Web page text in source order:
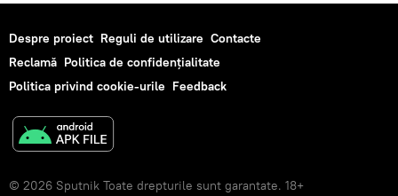
Despre proiect Reguli de utilizare Contacte
Reclamă Politica de confidențialitate
Politica privind cookie-urile Feedback
© 2026 Sputnik Toate drepturile sunt garantate. 18+